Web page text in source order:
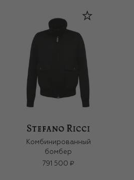
Комбинированный
бомбер
791 500 ₽